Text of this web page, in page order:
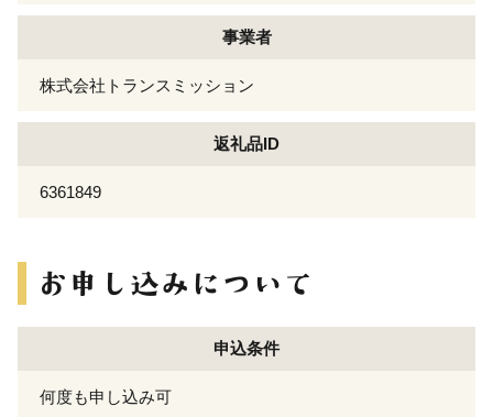
事業者
株式会社トランスミッション
返礼品ID
6361849
申込条件
何度も申し込み可